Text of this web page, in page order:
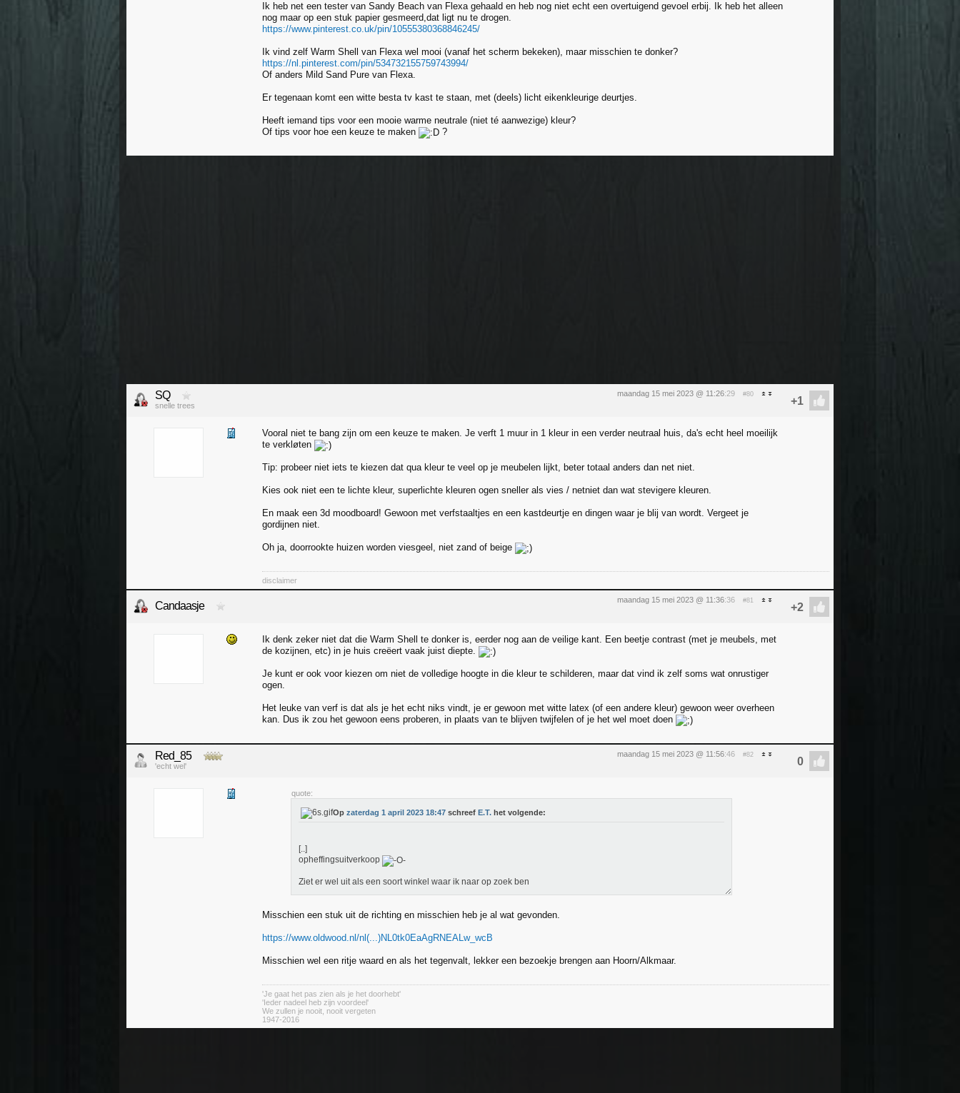
Ik heb net een tester van Sandy Beach van Flexa gehaald en heb nog niet echt een overtuigend gevoel erbij. Ik heb het alleen
nog maar op een stuk papier gesmeerd,dat ligt nu te drogen.
https://www.pinterest.co.uk/pin/10555380368846245/
Ik vind zelf Warm Shell van Flexa wel mooi (vanaf het scherm bekeken), maar misschien te donker?
https://nl.pinterest.com/pin/534732155759743994/
Of anders Mild Sand Pure van Flexa.
Er tegenaan komt een witte besta tv kast te staan, met (deels) licht eikenkleurige deurtjes.
Heeft iemand tips voor een mooie warme neutrale (niet té aanwezige) kleur?
Of tips voor hoe een keuze te maken
?
maandag 15 mei 2023 @ 11:26:29 #80
SQ
snelle trees
Vooral niet te bang zijn om een keuze te maken. Je verft 1 muur in 1 kleur in een verder neutraal huis, da's echt heel moeilijk
te verkløten
Tip: probeer niet iets te kiezen dat qua kleur te veel op je meubelen lijkt, beter totaal anders dan net niet.
Kies ook niet een te lichte kleur, superlichte kleuren ogen sneller als vies / netniet dan wat stevigere kleuren.
En maak een 3d moodboard! Gewoon met verfstaaltjes en een kastdeurtje en dingen waar je blij van wordt. Vergeet je
gordijnen niet.
Oh ja, doorrookte huizen worden viesgeel, niet zand of beige
disclaimer
maandag 15 mei 2023 @ 11:36:36 #81
Candaasje
Ik denk zeker niet dat die Warm Shell te donker is, eerder nog aan de veilige kant. Een beetje contrast (met je meubels, met
de kozijnen, etc) in je huis creëert vaak juist diepte.
Je kunt er ook voor kiezen om niet de volledige hoogte in die kleur te schilderen, maar dat vind ik zelf soms wat onrustiger
ogen.
Het leuke van verf is dat als je het echt niks vindt, je er gewoon met witte latex (of een andere kleur) gewoon weer overheen
kan. Dus ik zou het gewoon eens proberen, in plaats van te blijven twijfelen of je het wel moet doen
maandag 15 mei 2023 @ 11:56:46 #82
Red_85
'echt wel'
quote:
Op zaterdag 1 april 2023 18:47 schreef E.T. het volgende:
[..]
opheffingsuitverkoop
Ziet er wel uit als een soort winkel waar ik naar op zoek ben
Misschien een stuk uit de richting en misschien heb je al wat gevonden.
https://www.oldwood.nl/nl(...)NL0tk0EaAgRNEALw_wcB
Misschien wel een ritje waard en als het tegenvalt, lekker een bezoekje brengen aan Hoorn/Alkmaar.
'Je gaat het pas zien als je het doorhebt'
'Ieder nadeel heb zijn voordeel'
We zullen je nooit, nooit vergeten
1947-2016